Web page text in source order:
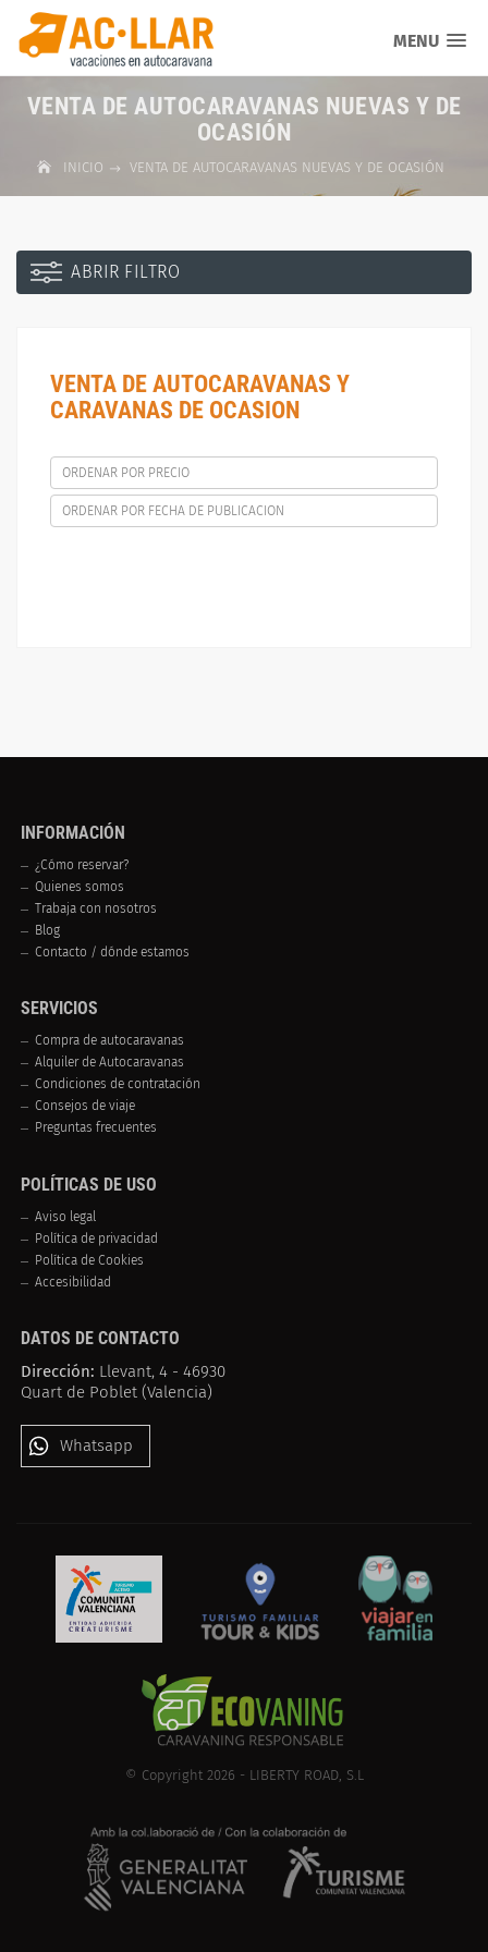
MENU
VENTA DE AUTOCARAVANAS NUEVAS Y DE
OCASIÓN
INICIO VENTA DE AUTOCARAVANAS NUEVAS Y DE OCASIÓN
ABRIR FILTRO
VENTA DE AUTOCARAVANAS Y
CARAVANAS DE OCASION
ORDENAR POR PRECIO
ORDENAR POR FECHA DE PUBLICACION
INFORMACIÓN
¿Cómo reservar?
Quienes somos
Trabaja con nosotros
Blog
Contacto / dónde estamos
SERVICIOS
Compra de autocaravanas
Alquiler de Autocaravanas
Condiciones de contratación
Consejos de viaje
Preguntas frecuentes
POLÍTICAS DE USO
Aviso legal
Política de privacidad
Política de Cookies
Accesibilidad
DATOS DE CONTACTO
Dirección: Llevant, 4 - 46930
Quart de Poblet (Valencia)
Whatsapp
© Copyright 2026 - LIBERTY ROAD, S.L